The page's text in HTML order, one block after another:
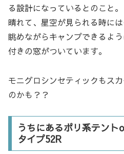
る設計になっているとのこと。
晴れて、星空が見られる時に
眺めながらキャンプできるよ
付きの窓がついています。
モニグロシンセティックもス
のかも？？
うちにあるポリ系テン
タイプ52R